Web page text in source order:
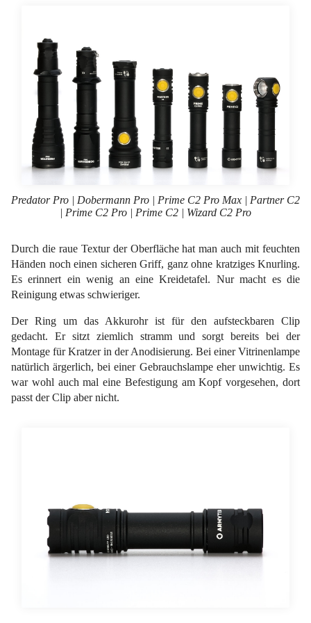
Predator Pro | Dobermann Pro | Prime C2 Pro Max | Partner C2
| Prime C2 Pro | Prime C2 | Wizard C2 Pro
Durch die raue Textur der Oberfläche hat man auch mit feuchten
Händen noch einen sicheren Griff, ganz ohne kratziges Knurling.
Es erinnert ein wenig an eine Kreidetafel. Nur macht es die
Reinigung etwas schwieriger.
Der Ring um das Akkurohr ist für den aufsteckbaren Clip
gedacht. Er sitzt ziemlich stramm und sorgt bereits bei der
Montage für Kratzer in der Anodisierung. Bei einer Vitrinenlampe
natürlich ärgerlich, bei einer Gebrauchslampe eher unwichtig. Es
war wohl auch mal eine Befestigung am Kopf vorgesehen, dort
passt der Clip aber nicht.